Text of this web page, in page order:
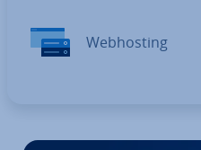
Web­hos­ting